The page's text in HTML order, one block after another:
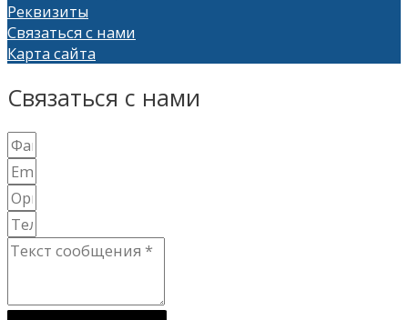
Реквизиты
Связаться с нами
Карта сайта
Связаться с нами